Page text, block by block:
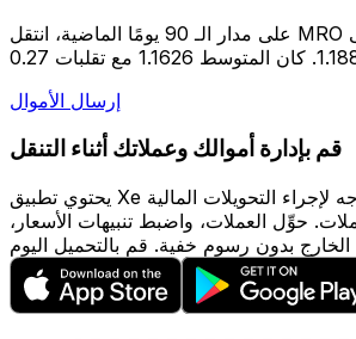
على مدار الـ 90 يومًا الماضية، انتقل MRO إلى TRL بين 1.1331 و
إرسال الأموال
قم بإدارة أموالك وعملاتك أثناء التنقل
يحتوي تطبيق Xe على كل ما تحتاجه لإجراء التحويلات المالية
حوِّل العملات، واضبط تنبيهات الأسعار،